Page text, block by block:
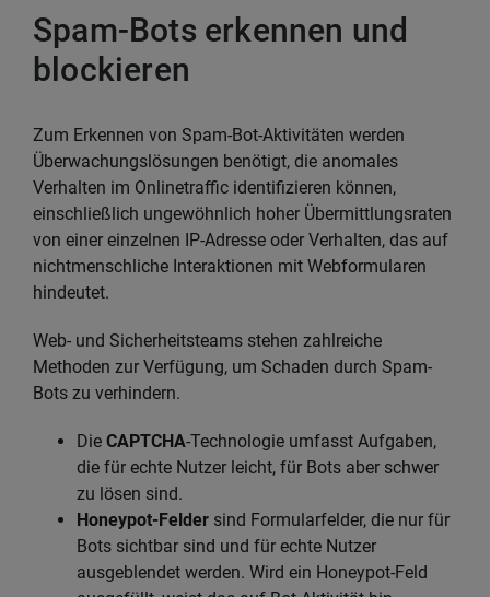
Spam-Bots erkennen und
blockieren
Zum Erkennen von Spam-Bot-Aktivitäten werden
Überwachungslösungen benötigt, die anomales
Verhalten im Onlinetraffic identifizieren können,
einschließlich ungewöhnlich hoher Übermittlungsraten
von einer einzelnen IP-Adresse oder Verhalten, das auf
nichtmenschliche Interaktionen mit Webformularen
hindeutet.
Web- und Sicherheitsteams stehen zahlreiche
Methoden zur Verfügung, um Schaden durch Spam-
Bots zu verhindern.
Die CAPTCHA-Technologie umfasst Aufgaben,
die für echte Nutzer leicht, für Bots aber schwer
zu lösen sind.
Honeypot-Felder sind Formularfelder, die nur für
Bots sichtbar sind und für echte Nutzer
ausgeblendet werden. Wird ein Honeypot-Feld